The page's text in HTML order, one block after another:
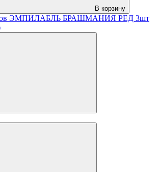
В корзину